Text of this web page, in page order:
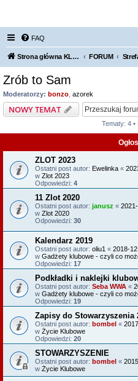
FAQ
Strona główna KLUBU FORUM
Zrób to Sam
Moderatorzy: bonzo azorek
NOWY TEMAT
Tematy: 4 •
ZLOT 2023
Ostatni post autor: Ewelinka «
w Zlot 2023
Odpowiedzi: 4
11 Zlot 2020
Ostatni post autor: janusz «
w Zlot 2020
Odpowiedzi: 30
Kalendarz 2019
Ostatni post autor: oliu1 « 2018-
w Gadżety klubowe - czyli co
Odpowiedzi: 17
Podkładki i naklejki
Ostatni post autor: Seba WWA «
w Gadżety klubowe - czyli co
Odpowiedzi: 19
Zapisy do Stowarzyszenia
Ostatni post autor: bombel «
w Życie Klubowe
Odpowiedzi: 20
STOWARZYSZENIE
Ostatni post autor: bombel «
w Życie Klubowe